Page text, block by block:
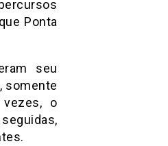
Ponta
seu
somente
o